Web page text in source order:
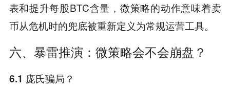
表和提升每股BTC含量，微策略的动作意味着卖
币从危机时的兜底被重新定义为常规运营工具。
六、暴雷推演：微策略会不会崩盘？
6.1 庞氏骗局？